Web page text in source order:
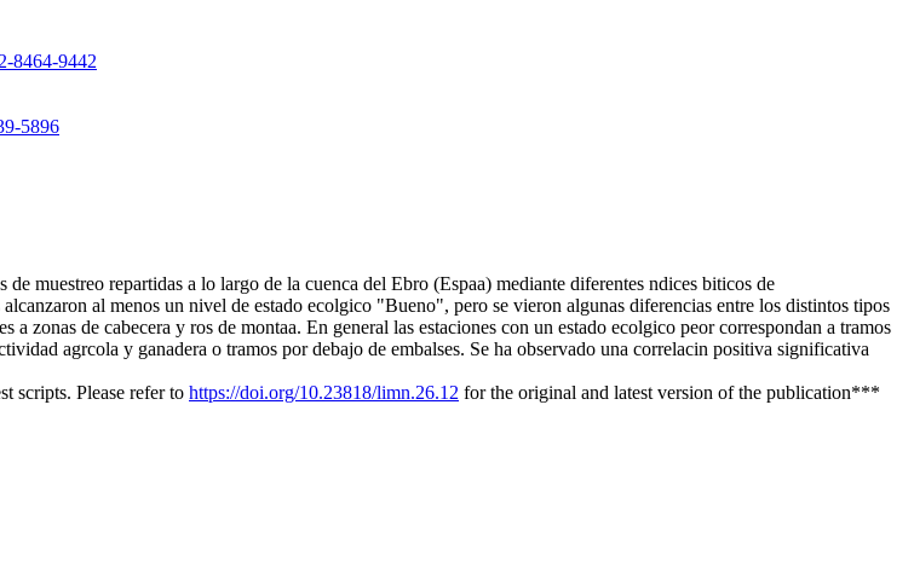
8464-9442
5896
muestreo repartidas a lo largo de la cuenca del Ebro (Espaa) mediante diferentes ndices biticos de
al menos un nivel de estado ecolgico "Bueno", pero se vieron algunas diferencias entre los distintos tipos
zonas de cabecera y ros de montaa. En general las estaciones con un estado ecolgico peor correspondan a tramos
agrcola y ganadera o tramos por debajo de embalses. Se ha observado una correlacin positiva significativa
scripts. Please refer to https://doi.org/10.23818/limn.26.12 for the original and latest version of the publication***